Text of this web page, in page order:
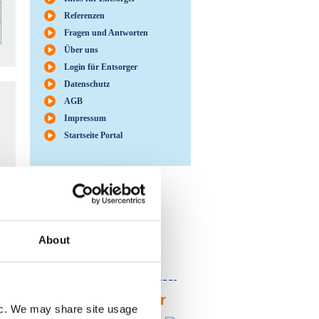
About
We may share site usage
Referenzen
Fragen und Antworten
Über uns
Login für Entsorger
Datenschutz
AGB
Impressum
Startseite Portal
Möchten Sie unser
System kennen
lernen?
Hier finden Sie unseren
Demo-Shop
Ihr Ansprechpartner